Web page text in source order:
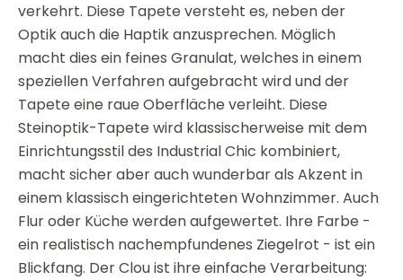
verkehrt. Diese Tapete versteht es, neben der
Optik auch die Haptik anzusprechen. Möglich
macht dies ein feines Granulat, welches in einem
speziellen Verfahren aufgebracht wird und der
Tapete eine raue Oberfläche verleiht. Diese
Steinoptik-Tapete wird klassischerweise mit dem
Einrichtungsstil des Industrial Chic kombiniert,
macht sicher aber auch wunderbar als Akzent in
einem klassisch eingerichteten Wohnzimmer. Auch
Flur oder Küche werden aufgewertet. Ihre Farbe -
ein realistisch nachempfundenes Ziegelrot - ist ein
Blickfang. Der Clou ist ihre einfache Verarbeitung: